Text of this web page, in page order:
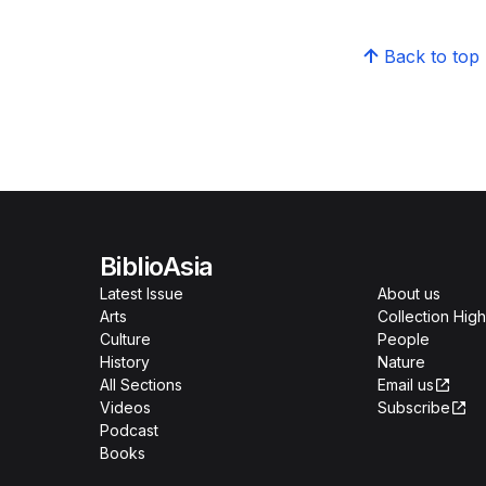
Back to top
BiblioAsia
Latest Issue
Arts
Culture
History
All Sections
Videos
Podcast
Books
About us
Collection
People
Nature
Email us
Subscribe